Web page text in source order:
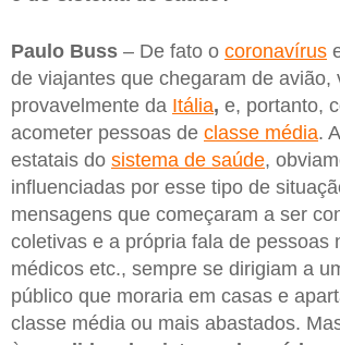
Paulo Buss – De fato o coronavírus
de viajantes que chegaram de avião,
provavelmente da Itália, e, portanto,
acometer pessoas de classe média.
estatais do sistema de saúde,
influenciadas por esse tipo de
mensagens que começaram a ser
coletivas e a própria fala de pessoas
médicos etc., sempre se dirigiam a
público que moraria em casas e
classe média ou mais abastados.